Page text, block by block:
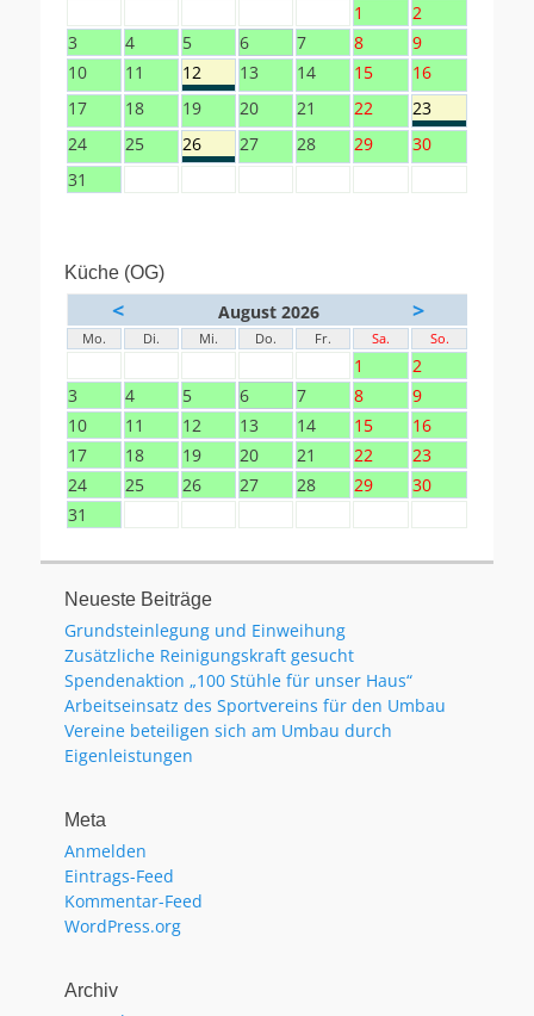
1
2
3
4 5 6 7 8
9
10
11 12 13 14 15
16
17
18 19 20 21 22
23
24
25 26 27 28 29
30
31
Küche (OG)
< August 2026 >
Mo. Di. Mi. Do. Fr. Sa. So.
1
2
3
4 5 6 7 8
9
10
11 12 13 14 15
16
17
18 19 20 21 22
23
24
25 26 27 28 29
30
31
Neueste Beiträge
Grundsteinlegung und Einweihung
Zusätzliche Reinigungskraft gesucht
Spendenaktion „100 Stühle für unser Haus“
Arbeitseinsatz des Sportvereins für den Umbau
Vereine beteiligen sich am Umbau durch
Eigenleistungen
Meta
Anmelden
Eintrags-Feed
Kommentar-Feed
WordPress.org
Archiv